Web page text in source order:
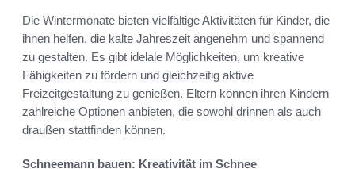
Die Wintermonate bieten vielfältige Aktivitäten für Kinder, die
ihnen helfen, die kalte Jahreszeit angenehm und spannend
zu gestalten. Es gibt idelale Möglichkeiten, um kreative
Fähigkeiten zu fördern und gleichzeitig aktive
Freizeitgestaltung zu genießen. Eltern können ihren Kindern
zahlreiche Optionen anbieten, die sowohl drinnen als auch
draußen stattfinden können.
Schneemann bauen: Kreativität im Schnee